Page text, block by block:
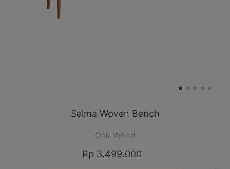
Selma Woven Bench
Oak Wood
Rp 3.499.000